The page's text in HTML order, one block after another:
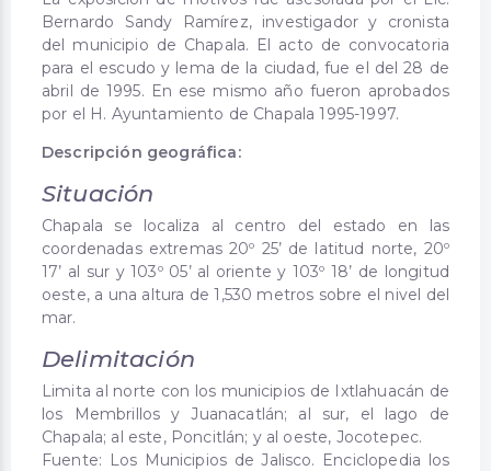
Bernardo Sandy Ramírez, investigador y cronista
del municipio de Chapala. El acto de convocatoria
para el escudo y lema de la ciudad, fue el del 28 de
abril de 1995. En ese mismo año fueron aprobados
por el H. Ayuntamiento de Chapala 1995-1997.
Descripción geográfica:
Situación
Chapala se localiza al centro del estado en las
coordenadas extremas 20º 25’ de latitud norte, 20º
17’ al sur y 103º 05’ al oriente y 103º 18’ de longitud
oeste, a una altura de 1,530 metros sobre el nivel del
mar.
Delimitación
Limita al norte con los municipios de Ixtlahuacán de
los Membrillos y Juanacatlán; al sur, el lago de
Chapala; al este, Poncitlán; y al oeste, Jocotepec.
Fuente: Los Municipios de Jalisco. Enciclopedia los